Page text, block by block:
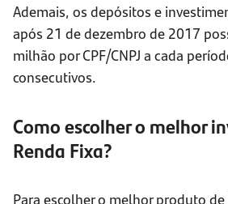
Ademais, os depósitos e
após 21 de dezembro de 2017
milhão por CPF/CNPJ a cada
consecutivos.
Como escolher o melhor
Renda Fixa?
Para escolher o melhor produto de